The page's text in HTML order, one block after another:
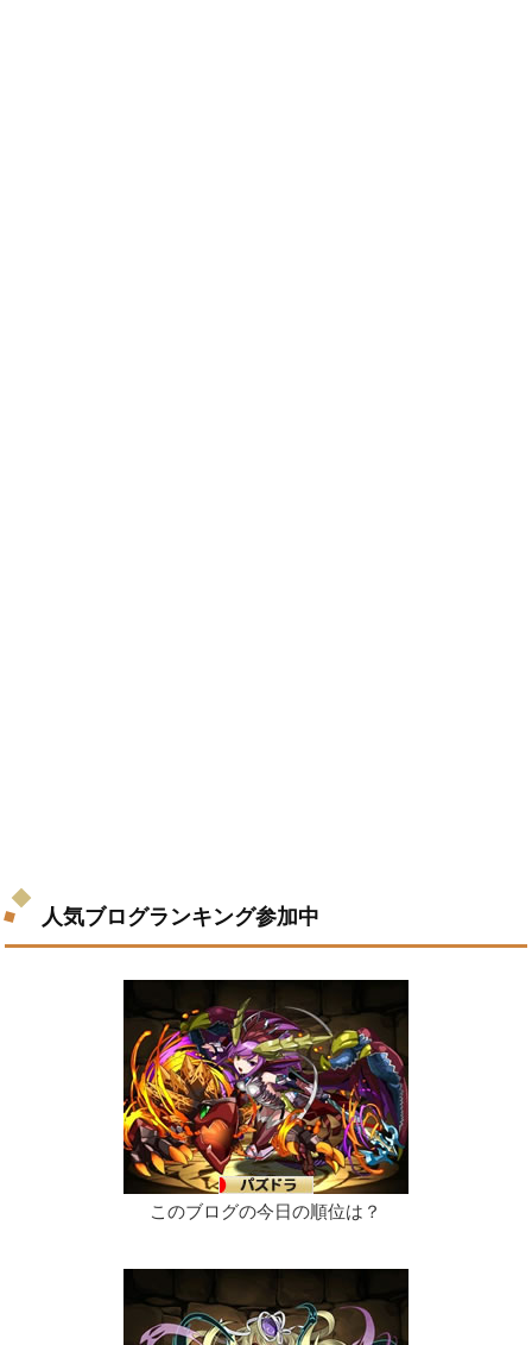
人気ブログランキング参加中
このブログの今日の順位は？